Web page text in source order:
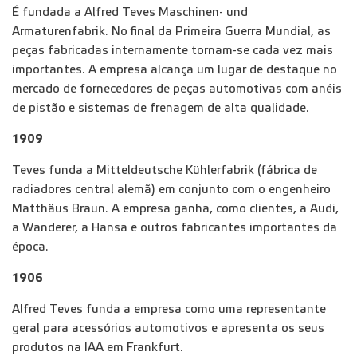
É fundada a Alfred Teves Maschinen- und
Armaturenfabrik. No final da Primeira Guerra Mundial, as
peças fabricadas internamente tornam-se cada vez mais
importantes. A empresa alcança um lugar de destaque no
mercado de fornecedores de peças automotivas com anéis
de pistão e sistemas de frenagem de alta qualidade.
1909
Teves funda a Mitteldeutsche Kühlerfabrik (fábrica de
radiadores central alemã) em conjunto com o engenheiro
Matthäus Braun. A empresa ganha, como clientes, a Audi,
a Wanderer, a Hansa e outros fabricantes importantes da
época.
1906
Alfred Teves funda a empresa como uma representante
geral para acessórios automotivos e apresenta os seus
produtos na IAA em Frankfurt.